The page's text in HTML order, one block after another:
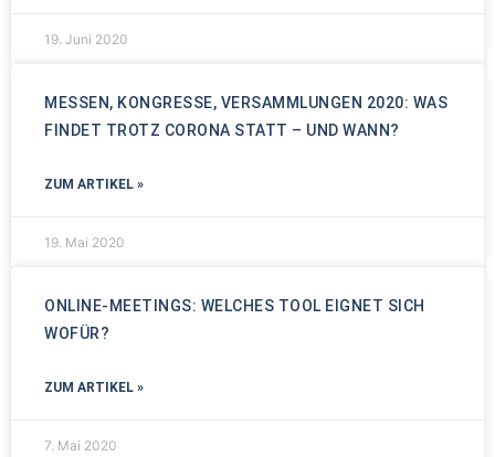
19. Juni 2020
MESSEN, KONGRESSE, VERSAMMLUNGEN 2020: WAS
FINDET TROTZ CORONA STATT – UND WANN?
ZUM ARTIKEL »
19. Mai 2020
ONLINE-MEETINGS: WELCHES TOOL EIGNET SICH
WOFÜR?
ZUM ARTIKEL »
7. Mai 2020